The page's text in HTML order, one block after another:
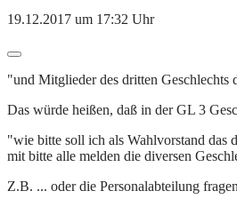
19.12.2017 um 17:32 Uhr
"und Mitglieder des dritten Geschlechts
Das würde heißen, daß in der GL 3
"wie bitte soll ich als Wahlvorstand das
mit bitte alle melden die diversen
Z.B. ... oder die Personalabteilung